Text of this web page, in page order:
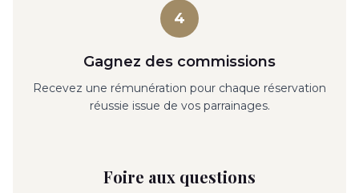
4
Gagnez des commissions
Recevez une rémunération pour chaque réservation
réussie issue de vos parrainages.
Foire aux questions